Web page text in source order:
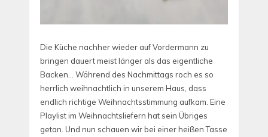
Die Küche nachher wieder auf Vordermann zu
bringen dauert meist länger als das eigentliche
Backen… Während des Nachmittags roch es so
herrlich weihnachtlich in unserem Haus, dass
endlich richtige Weihnachtsstimmung aufkam. Eine
Playlist im Weihnachtsliefern hat sein Übriges
getan. Und nun schauen wir bei einer heißen Tasse